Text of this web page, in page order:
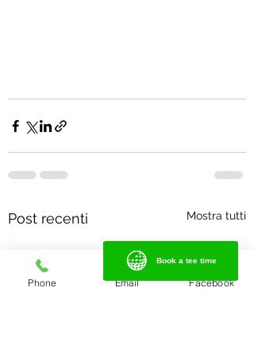
Post recenti Mostra tutti
Phone Email Facebook
Book a tee time
Book a tee time